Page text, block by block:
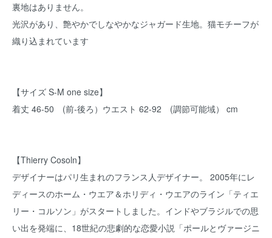
裏地はありません。
光沢があり、艶やかでしなやかなジャガード生地。猫モチーフが
織り込まれています
【サイズ S-M one size】
着丈 46-50 (前-後ろ）ウエスト 62-92 (調節可能域） cm
【Thierry Cosoln】
デザイナーはパリ生まれのフランス人デザイナー。 2005年にレ
ディースのホーム・ウエア＆ホリディ・ウエアのライン「ティエ
リー・コルソン」がスタートしました。インドやブラジルでの思
い出を発端に、18世紀の悲劇的な恋愛小説「ポールとヴァージニ